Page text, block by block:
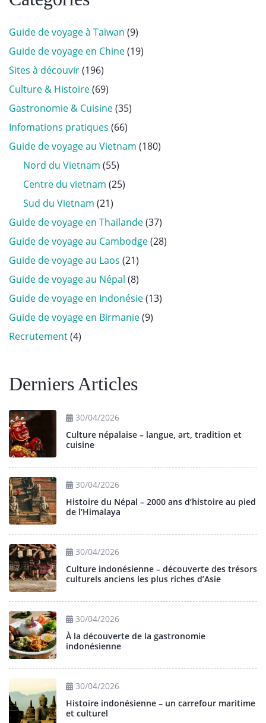
Guide de voyage à Taïwan (9)
Guide de voyage en Chine(19)
Sites à découvir(196)
Culture & Histoire(69)
Gastronomie & Cuisine(35)
Infomations pratiques (66)
Guide de voyage au Vietnam (180)
Nord du Vietnam (55)
Centre du vietnam (25)
Sud du Vietnam (21)
Guide de voyage en Thaïlande(37)
Guide de voyage au Cambodge(28)
Guide de voyage au Laos (21)
Guide de voyage au Népal (8)
Guide de voyage en Indonésie(13)
Guide de voyage en Birmanie(9)
Recrutement(4)
Derniers Articles
30/04/2026
Culture népalaise – langue, art, tradition et
cuisine
30/04/2026
Histoire du Népal – 2000 ans d’histoire au pied
de l’Himalaya
30/04/2026
Culture indonésienne – découverte des trésors
culturels anciens les plus riches d’Asie
30/04/2026
À la découverte de la gastronomie
indonésienne
30/04/2026
Histoire indonésienne – un carrefour maritime
et culturel